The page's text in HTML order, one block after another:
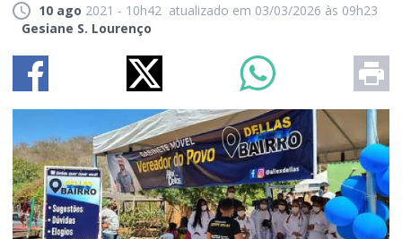
10 ago 2021 - 10h42 atualizado em 03/03/2026 às 09h23
Gesiane S. Lourenço